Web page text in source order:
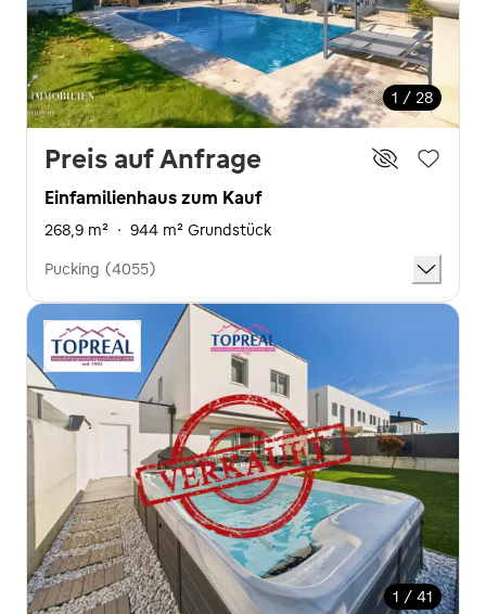
1 / 28
Preis auf Anfrage
Einfamilienhaus zum Kauf
268,9 m² · 944 m² Grundstück
Pucking (4055)
1 / 41